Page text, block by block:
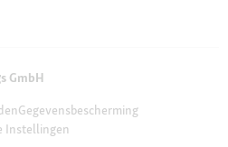
GmbH
Gegevensbescherming
Instellingen